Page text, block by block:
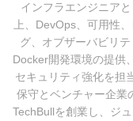
インフラエンジニア
上、DevOps、可用性
グ、オブザーバビリ
Docker開発環境の提供
セキュリティ強化を担
保守とベンチャー企業
TechBullを創業し、ジ